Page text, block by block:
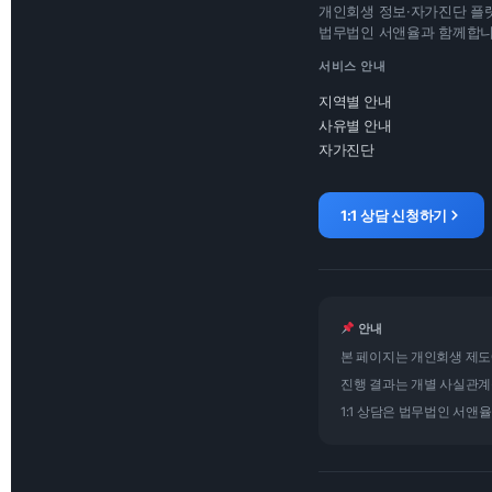
개인회생 정보·자가진단 플
법무법인 서앤율과 함께합
서비스 안내
지역별 안내
사유별 안내
자가진단
1:1 상담 신청하기
안내
본 페이지는 개인회생 제
진행 결과는 개별 사실관
1:1 상담은 법무법인 서앤